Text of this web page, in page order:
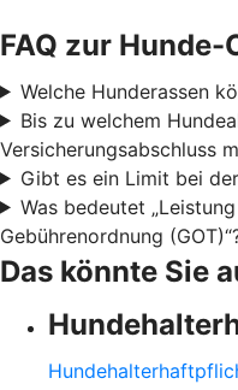
FAQ zur
Welche Hunderassen
Bis zu welchem
Versicherungsabschluss
Gibt es ein Limit bei
Was bedeutet
Gebührenordnung
Das könnte Sie